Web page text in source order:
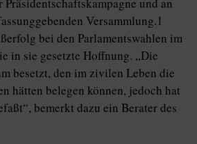
und an
Versammlung.1
bei den Parlamentswahlen im
in sie gesetzte Hoffnung. „Die
besetzt, den im zivilen Leben die
hätten belegen können, jedoch hat
bemerkt dazu ein Berater des